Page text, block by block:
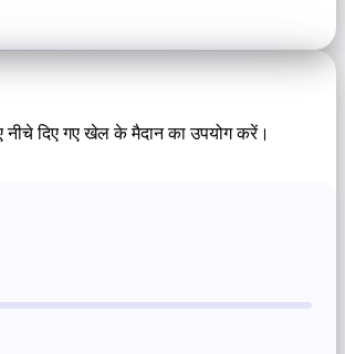
नीचे दिए गए खेल के मैदान का उपयोग करें।